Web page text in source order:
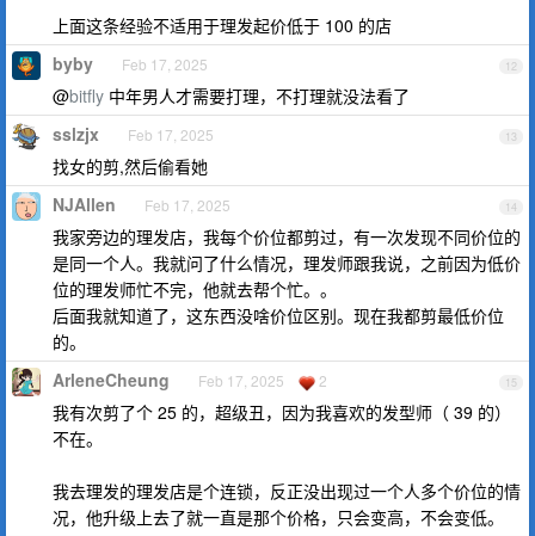
上面这条经验不适用于理发起价低于 100 的店
12
byby Feb 17, 2025
@bitfly 中年男人才需要打理，不打理就没法看了
13
sslzjx Feb 17, 2025
找女的剪,然后偷看她
14
NJAllen Feb 17, 2025
我家旁边的理发店，我每个价位都剪过，有一次发现不同价位的
是同一个人。我就问了什么情况，理发师跟我说，之前因为低价
位的理发师忙不完，他就去帮个忙。。
后面我就知道了，这东西没啥价位区别。现在我都剪最低价位
的。
15
ArleneCheung Feb 17, 2025 2
我有次剪了个 25 的，超级丑，因为我喜欢的发型师（ 39 的）
不在。
我去理发的理发店是个连锁，反正没出现过一个人多个价位的情
况，他升级上去了就一直是那个价格，只会变高，不会变低。